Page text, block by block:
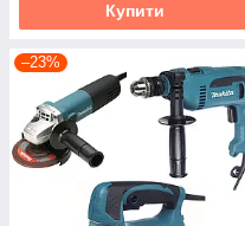
Купити
–23%